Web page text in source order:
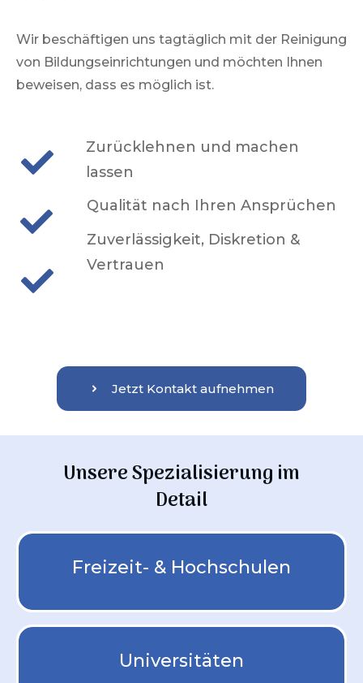
Wir beschäftigen uns tagtäglich mit der Reinigung
von Bildungseinrichtungen und möchten Ihnen
beweisen, dass es möglich ist.
Zurücklehnen und machen
lassen
Qualität nach Ihren Ansprüchen
Zuverlässigkeit, Diskretion &
Vertrauen
Jetzt Kontakt aufnehmen
Unsere Spezialisierung im
Detail
Freizeit- & Hochschulen
Universitäten